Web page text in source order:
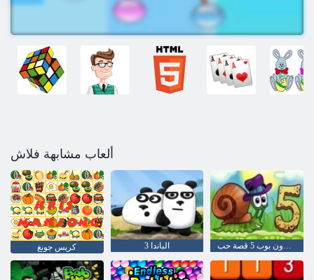
ألعاب مشابهة فلاش
كريس جونغ 3 الباندا الحلزون بوب 5 قصة حب